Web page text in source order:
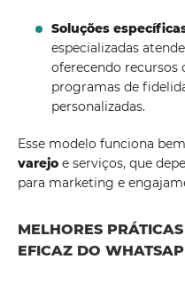
Soluções
especializadas
oferecendo
programas de
personalizadas.
Esse modelo funciona
varejo e serviços, que
para marketing e
MELHORES
EFICAZ DO